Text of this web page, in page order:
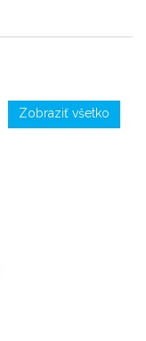
Zobraziť všetko